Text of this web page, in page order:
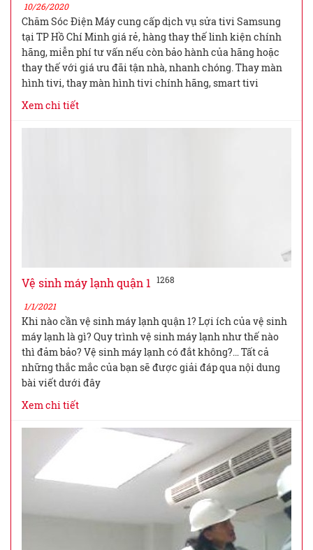
10/26/2020
Chăm Sóc Điện Máy cung cấp dịch vụ sửa tivi Samsung
tại TP Hồ Chí Minh giá rẻ, hàng thay thế linh kiện chính
hãng, miễn phí tư vấn nếu còn bảo hành của hãng hoặc
thay thế với giá ưu đãi tận nhà, nhanh chóng. Thay màn
hình tivi, thay màn hình tivi chính hãng, smart tivi
Xem chi tiết
Vệ sinh máy lạnh quận 1 1268
1/1/2021
Khi nào cần vệ sinh máy lạnh quận 1? Lợi ích của vệ sinh
máy lạnh là gì? Quy trình vệ sinh máy lạnh như thế nào
thì đảm bảo? Vệ sinh máy lạnh có đắt không?… Tất cả
những thắc mắc của bạn sẽ được giải đáp qua nội dung
bài viết dưới đây
Xem chi tiết